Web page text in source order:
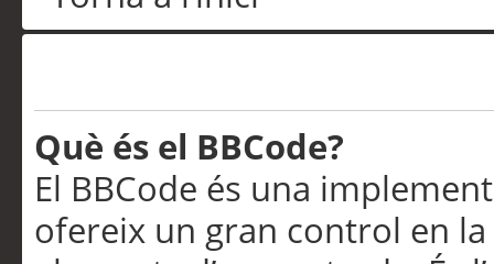
Què és el BBCode?
El BBCode és una
ofereix un gran control en